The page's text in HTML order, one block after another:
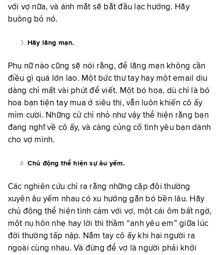
với vợ nữa, và ánh mắt sẽ bắt đầu lạc hướng. Hãy
buông bỏ nó.
Hãy lãng mạn.
Phụ nữ nào cũng sẽ nói rằng, để lãng mạn không cần
điều gì quá lớn lao. Một bức thư tay hay một email dịu
dàng chỉ mất vài phút để viết. Một bó hoa, dù chỉ là bó
hoa bạn tiện tay mua ở siêu thị, vẫn luôn khiến cô ấy
mỉm cười. Những cử chỉ nhỏ như vậy thể hiện rằng bạn
đang nghĩ về cô ấy, và càng củng cố tình yêu bạn dành
cho vợ mình.
Chủ động thể hiện sự âu yếm.
Các nghiên cứu chỉ ra rằng những cặp đôi thường
xuyên âu yếm nhau có xu hướng gắn bó bền lâu. Hãy
chủ động thể hiện tình cảm với vợ, một cái ôm bất ngờ,
một nụ hôn nhẹ hay lời thì thầm “anh yêu em” giữa lúc
đời thường tấp nập. Nắm tay cô ấy khi hai người ra
ngoài cùng nhau. Và đừng để vợ là người phải khởi